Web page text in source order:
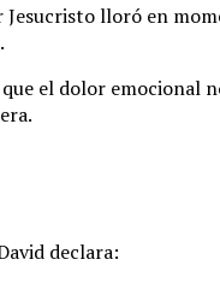
Jesucristo lloró en
el dolor emocional
declara: